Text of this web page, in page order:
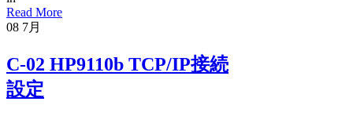
Read More
08 7月
C-02 HP9110b TCP/IP接続
設定